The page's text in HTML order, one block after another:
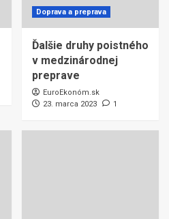
Doprava a preprava
Ďalšie druhy poistného
v medzinárodnej
preprave
EuroEkonóm.sk
23. marca 2023
1